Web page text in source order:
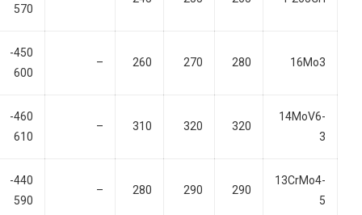
570
16Mo3
280
270
260
–
450-
600
14MoV6-
3
320
320
310
–
460-
610
13CrMo4-
5
290
290
280
–
440-
590